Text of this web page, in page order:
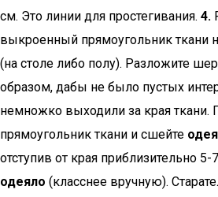
см. Это линии для простегивания. 4.
выкроенный прямоугольник ткани
(на столе либо полу). Разложите
образом, дабы не было пустых
немножко выходили за края ткани.
прямоугольник ткани и сшейте
отступив от края приблизительно 5-
одеяло (класснее вручную).